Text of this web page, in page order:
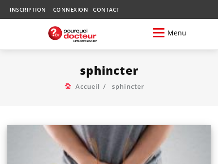
INSCRIPTION CONNEXION CONTACT
Menu
sphincter
Accueil sphincter